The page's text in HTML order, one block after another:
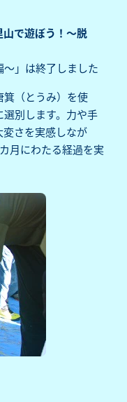
で遊ぼう！～脱
」は終了しました
（とうみ）を使
別します。力や手
さを実感しなが
月にわたる経過を実